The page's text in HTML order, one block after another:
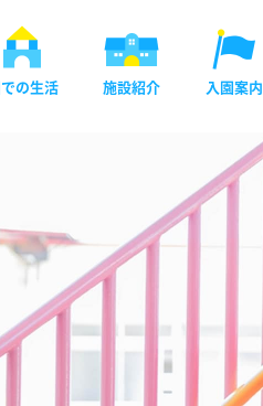
の生活 施設紹介 入園案内